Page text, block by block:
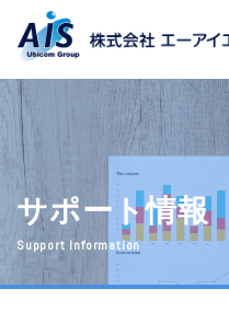
サポート情報
Support Information